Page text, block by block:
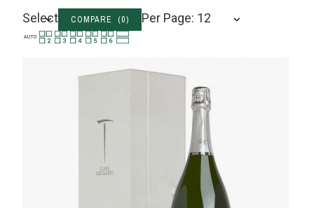
Select COMPARE (0) Per Page: 12